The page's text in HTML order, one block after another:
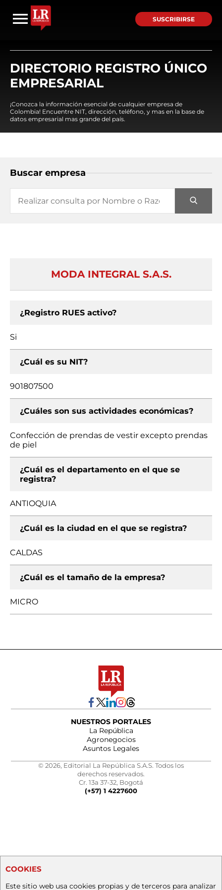
SUSCRIBIRSE
DIRECTORIO REGISTRO ÚNICO
EMPRESARIAL
¡Conozca la información esencial de cualquier empresa de
Colombia! Encuentre NIT, dirección, teléfono, y mas en la base de
datos empresarial mas grande del país.
Buscar empresa
MODA INTEGRAL S.A.S.
¿Registro RUES activo?
Si
¿Cuál es su NIT?
901807500
¿Cuáles son sus actividades económicas?
Confección de prendas de vestir excepto prendas
de piel
¿Cuál es el departamento en el que se
registra?
ANTIOQUIA
¿Cuál es la ciudad en el que se registra?
CALDAS
¿Cuál es el tamaño de la empresa?
MICRO
NUESTROS PORTALES
La República
Agronegocios
Asuntos Legales
© 2026, Editorial La República S.A.S. Todos los
derechos reservados.
Cr. 13a 37-32, Bogotá
(+57) 1 4227600
COOKIES
Este sitio web usa cookies propias y de terceros para analizar